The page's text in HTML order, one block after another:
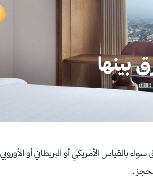
بينها
بالقياس الأمريكي أو البريطاني أو الأوروبي
.